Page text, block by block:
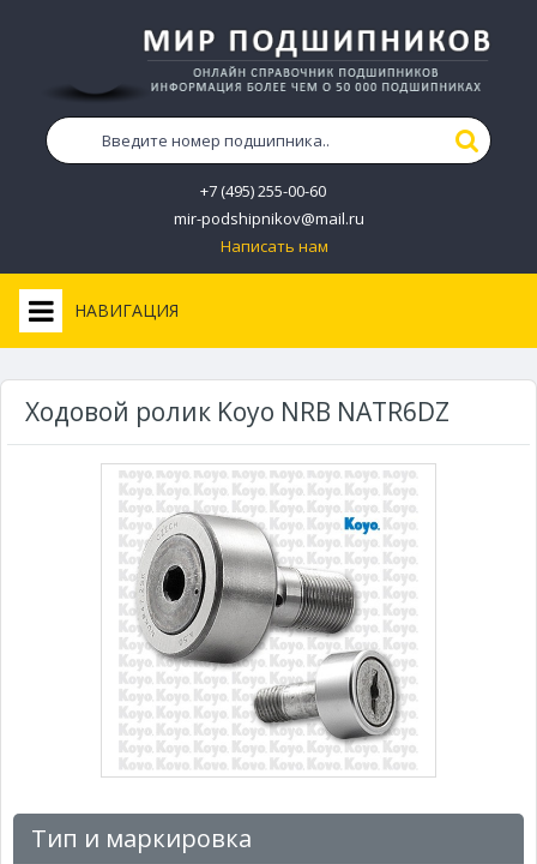
+7 (495) 255-00-60
mir-podshipnikov@mail.ru
Написать нам
НАВИГАЦИЯ
Ходовой ролик Koyo NRB NATR6DZ
Тип и маркировка